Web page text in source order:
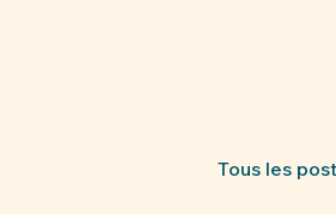
Tous les